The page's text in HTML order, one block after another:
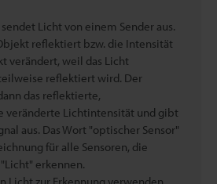
Licht von einem Sender aus.
reflektiert bzw. die Intensität
verändert, weil das Licht
reflektiert wird. Der
das reflektierte,
veränderte Lichtintensität und gibt
aus. Das Wort "optischer Sensor"
für alle Sensoren, die
erkennen.